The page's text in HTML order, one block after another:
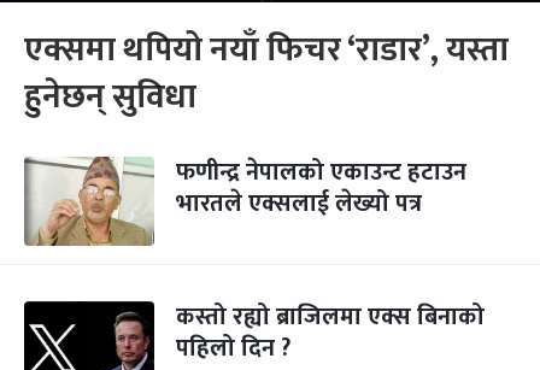
एक्समा थपियो नयाँ फिचर ‘राडार’, यस्ता
हुनेछन् सुविधा
फणीन्द्र नेपालको एकाउन्ट हटाउन
भारतले एक्सलाई लेख्यो पत्र
कस्तो रह्यो ब्राजिलमा एक्स बिनाको
पहिलो दिन ?